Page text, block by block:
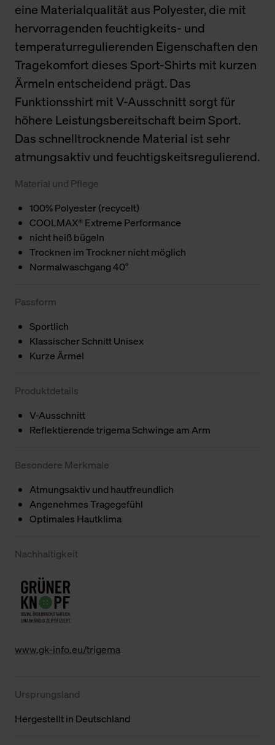
eine Materialqualität aus Polyester, die mit
hervorragenden feuchtigkeits- und
temperaturregulierenden Eigenschaften den
Tragekomfort dieses Sport-Shirts mit kurzen
Ärmeln entscheidend prägt. Das
Funktionsshirt mit V-Ausschnitt sorgt für
höhere Leistungsbereitschaft beim Sport.
Das schnelltrocknende Material ist sehr
atmungsaktiv und feuchtigskeitsregulierend.
Material und Pflege
100% Polyester (recycelt)
COOLMAX® Extreme Performance
nicht heiß bügeln
Trocknen im Trockner nicht möglich
Normalwaschgang 40°
Passform
Sportlich
Klassischer Schnitt Unisex
Kurze Ärmel
Produktdetails
V-Ausschnitt
Reflektierende trigema Schwinge am Arm
Besondere Merkmale
Atmungsaktiv und hautfreundlich
Angenehmes Tragegefühl
Optimales Hautklima
Nachhaltigkeit
www.gk-info.eu/trigema
Ursprungsland
Hergestellt in Deutschland